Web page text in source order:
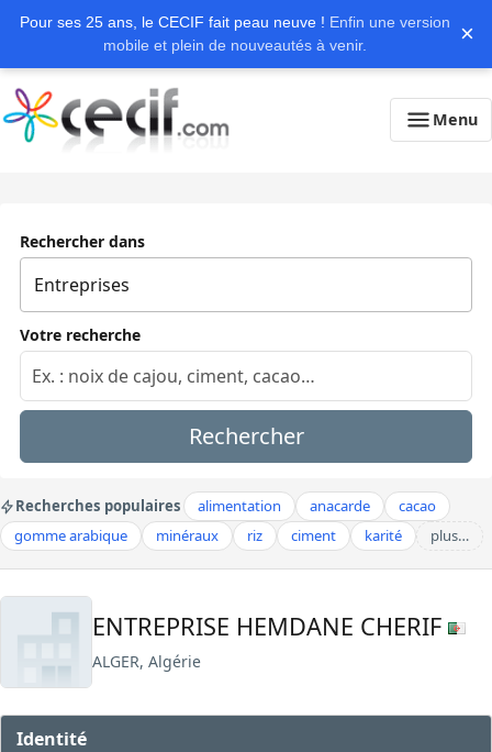
Pour ses 25 ans, le CECIF fait peau neuve ! Enfin une version
mobile et plein de nouveautés à venir.
×
Menu
Rechercher dans
Votre recherche
Rechercher
Recherches populaires alimentation anacarde
cacao
gomme arabique
minéraux riz ciment karité plus…
ENTREPRISE HEMDANE CHERIF
ALGER, Algérie
Identité